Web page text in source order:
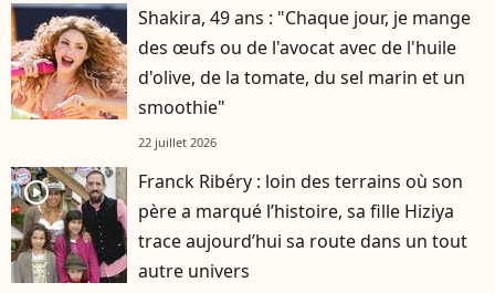
Shakira, 49 ans : "Chaque jour, je mange
des œufs ou de l'avocat avec de l'huile
d'olive, de la tomate, du sel marin et un
smoothie"
22 juillet 2026
player2
Franck Ribéry : loin des terrains où son
père a marqué l’histoire, sa fille Hiziya
trace aujourd’hui sa route dans un tout
autre univers